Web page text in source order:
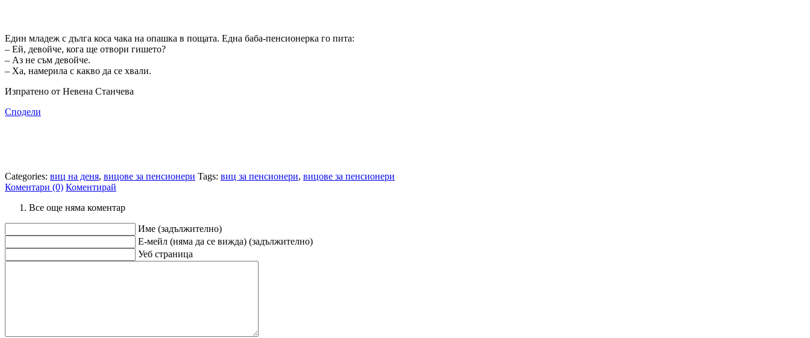
Един младеж с дълга коса чака на опашка в пощата. Една баба-пенсионерка го пита:
– Ей, девойче, кога ще отвори гишето?
– Аз не съм девойче.
– Ха, намерила с какво да се хвали.
Изпратено от Невена Станчева
Сподели
Categories: виц на деня, вицове за пенсионери Tags: виц за пенсионери, вицове за пенсионери
Коментари (0) Коментирай
Все още няма коментар
Име (задължително)
Е-мейл (няма да се вижда) (задължително)
Уеб страница